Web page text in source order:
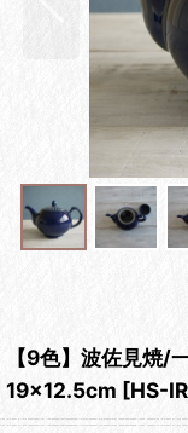
【9色】波佐見焼/
19×12.5cm [HS-